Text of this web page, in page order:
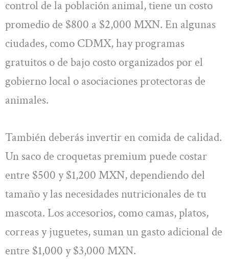
control de la población animal, tiene un costo
promedio de $800 a $2,000 MXN. En algunas
ciudades, como CDMX, hay programas
gratuitos o de bajo costo organizados por el
gobierno local o asociaciones protectoras de
animales.
También deberás invertir en comida de calidad.
Un saco de croquetas premium puede costar
entre $500 y $1,200 MXN, dependiendo del
tamaño y las necesidades nutricionales de tu
mascota. Los accesorios, como camas, platos,
correas y juguetes, suman un gasto adicional de
entre $1,000 y $3,000 MXN.